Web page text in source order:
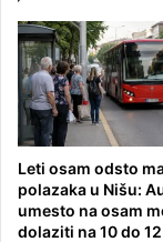
Leti osam odsto
polazaka u Nišu:
umesto na osam
dolaziti na 10 do